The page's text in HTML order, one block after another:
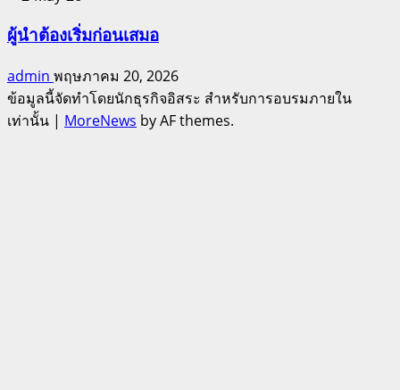
ผู้นำต้องเริ่มก่อนเสมอ
admin พฤษภาคม 20, 2026
ข้อมูลนี้จัดทำโดยนักธุรกิจอิสระ สำหรับการอบรมภายใน
เท่านั้น | MoreNews by AF themes.